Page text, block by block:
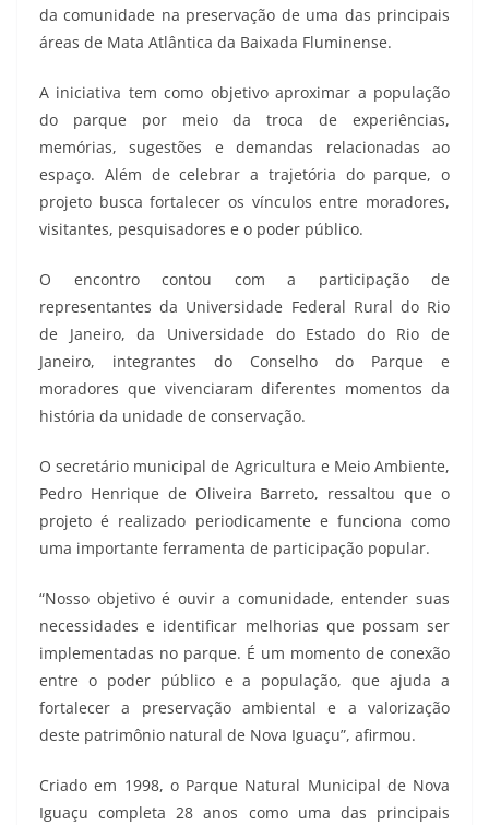
da comunidade na preservação de uma das principais
áreas de Mata Atlântica da Baixada Fluminense.
A iniciativa tem como objetivo aproximar a população
do parque por meio da troca de experiências,
memórias, sugestões e demandas relacionadas ao
espaço. Além de celebrar a trajetória do parque, o
projeto busca fortalecer os vínculos entre moradores,
visitantes, pesquisadores e o poder público.
O encontro contou com a participação de
representantes da Universidade Federal Rural do Rio
de Janeiro, da Universidade do Estado do Rio de
Janeiro, integrantes do Conselho do Parque e
moradores que vivenciaram diferentes momentos da
história da unidade de conservação.
O secretário municipal de Agricultura e Meio Ambiente,
Pedro Henrique de Oliveira Barreto, ressaltou que o
projeto é realizado periodicamente e funciona como
uma importante ferramenta de participação popular.
“Nosso objetivo é ouvir a comunidade, entender suas
necessidades e identificar melhorias que possam ser
implementadas no parque. É um momento de conexão
entre o poder público e a população, que ajuda a
fortalecer a preservação ambiental e a valorização
deste patrimônio natural de Nova Iguaçu”, afirmou.
Criado em 1998, o Parque Natural Municipal de Nova
Iguaçu completa 28 anos como uma das principais